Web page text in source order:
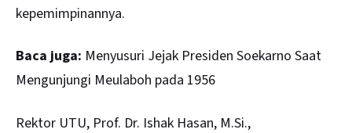
kepemimpinannya.
Baca juga: Menyusuri Jejak Presiden Soekarno Saat
Mengunjungi Meulaboh pada 1956
Rektor UTU, Prof. Dr. Ishak Hasan, M.Si.,